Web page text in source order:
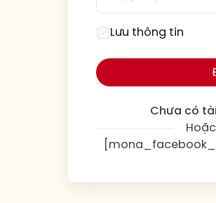
Lưu thông tin
Chưa có